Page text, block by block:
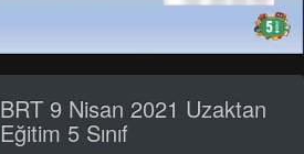
Video
BRT 9 Nisan 2021 Uzaktan
Eğitim 5 Sınıf